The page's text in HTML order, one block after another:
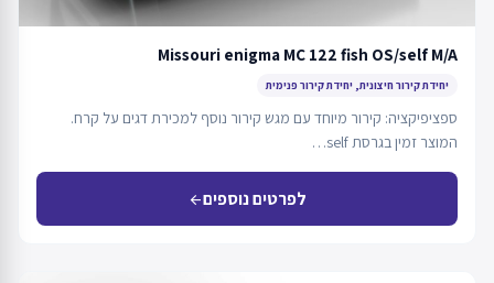
Missouri enigma MC 122 fish OS/self M/A
יחידת קירור חיצונית, יחידת קירור פנימית
ספציפיקציה: קירור מיוחד עם מגש קירור נוסף למכירת דגים על קרח.
המוצר זמין בגרסת self…
לפרטים נוספיםarrow_back